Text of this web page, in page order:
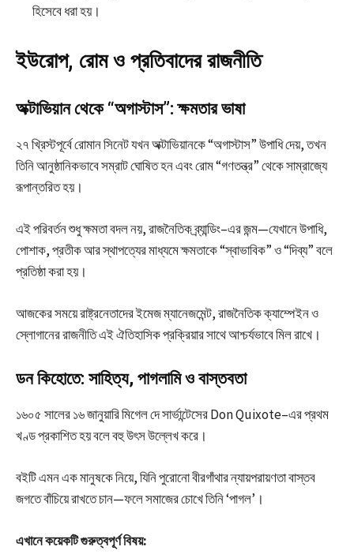
হিসেবে ধরা হয়।
ইউরোপ, রোম ও প্রতিবাদের রাজনীতি
অক্টাভিয়ান থেকে “অগাস্টাস”: ক্ষমতার ভাষা
২৭ খ্রিস্টপূর্বে রোমান সিনেট যখন অক্টাভিয়ানকে “অগাস্টাস” উপাধি দেয়, তখন
তিনি আনুষ্ঠানিকভাবে সম্রাট ঘোষিত হন এবং রোম “গণতন্ত্র” থেকে সাম্রাজ্যে
রূপান্তরিত হয়।
এই পরিবর্তন শুধু ক্ষমতা বদল নয়, রাজনৈতিক ব্র্যান্ডিং–এর জন্ম—যেখানে উপাধি,
পোশাক, প্রতীক আর স্থাপত্যের মাধ্যমে ক্ষমতাকে “স্বাভাবিক” ও “দিব্য” বলে
প্রতিষ্ঠা করা হয়।
আজকের সময়ে রাষ্ট্রনেতাদের ইমেজ ম্যানেজমেন্ট, রাজনৈতিক ক্যাম্পেইন ও
স্লোগানের রাজনীতি এই ঐতিহাসিক প্রক্রিয়ার সাথে আশ্চর্যভাবে মিল রাখে।
ডন কিহোতে: সাহিত্য, পাগলামি ও বাস্তবতা
১৬০৫ সালের ১৬ জানুয়ারি মিগেল দে সার্ভান্টেসের Don Quixote–এর প্রথম
খণ্ড প্রকাশিত হয় বলে বহু উৎস উল্লেখ করে।
বইটি এমন এক মানুষকে নিয়ে, যিনি পুরোনো বীরগাঁথার ন্যায়পরায়ণতা বাস্তব
জগতে বাঁচিয়ে রাখতে চান—ফলে সমাজের চোখে তিনি ‘পাগল’।
এখানে কয়েকটি গুরুত্বপূর্ণ বিষয়: